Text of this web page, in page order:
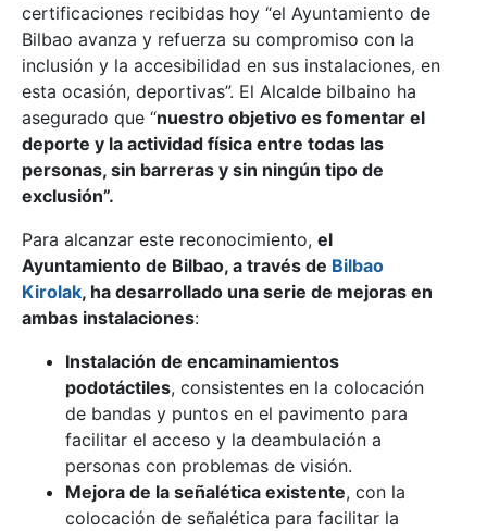
certificaciones recibidas hoy “el Ayuntamiento de
Bilbao avanza y refuerza su compromiso con la
inclusión y la accesibilidad en sus instalaciones, en
esta ocasión, deportivas”. El Alcalde bilbaino ha
asegurado que “nuestro objetivo es fomentar el
deporte y la actividad física entre todas las
personas, sin barreras y sin ningún tipo de
exclusión”.
Para alcanzar este reconocimiento, el
Ayuntamiento de Bilbao, a través de Bilbao
Kirolak, ha desarrollado una serie de mejoras en
ambas instalaciones:
Instalación de encaminamientos
podotáctiles, consistentes en la colocación
de bandas y puntos en el pavimento para
facilitar el acceso y la deambulación a
personas con problemas de visión.
Mejora de la señalética existente, con la
colocación de señalética para facilitar la